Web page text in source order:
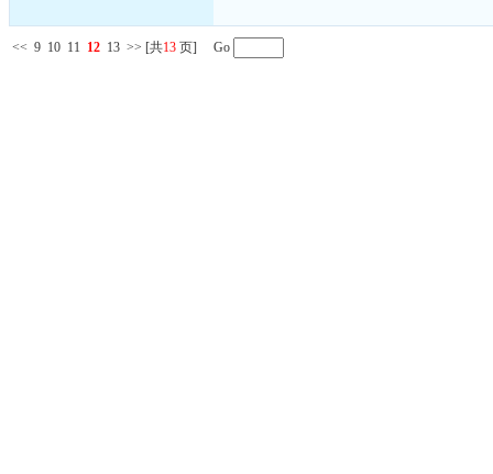
<< 9 10 11 12 13 >> [共13 页] Go